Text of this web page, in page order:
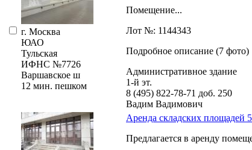
г. Москва
ЮАО
Тульская
ИФНС №7726
Варшавское ш
12 мин. пешком
Помещение...
Лот №: 1144343
Подробное описание (7 фото)
Административное здание
1-й эт.
8 (495) 822-78-71 доб. 250
Вадим Вадимович
Аренда складских
Предлагается в аренду